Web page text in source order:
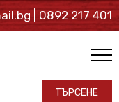
| 0892 217 401
ТЪРСЕНЕ